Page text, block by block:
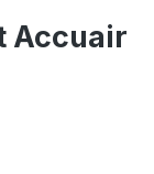
Accuair